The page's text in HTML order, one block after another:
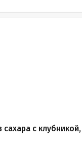
с клубникой,